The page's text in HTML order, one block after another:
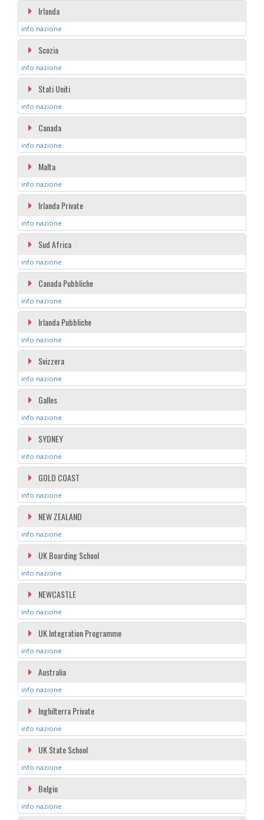
Irlanda
info nazione
Scozia
info nazione
Stati Uniti
info nazione
Canada
info nazione
Malta
info nazione
Irlanda Private
info nazione
Sud Africa
info nazione
Canada Pubbliche
info nazione
Irlanda Pubbliche
info nazione
Svizzera
info nazione
Galles
info nazione
SYDNEY
info nazione
GOLD COAST
info nazione
NEW ZEALAND
info nazione
UK Boarding School
info nazione
NEWCASTLE
info nazione
UK Integration Programme
info nazione
Australia
info nazione
Inghilterra Private
info nazione
UK State School
info nazione
Belgio
info nazione